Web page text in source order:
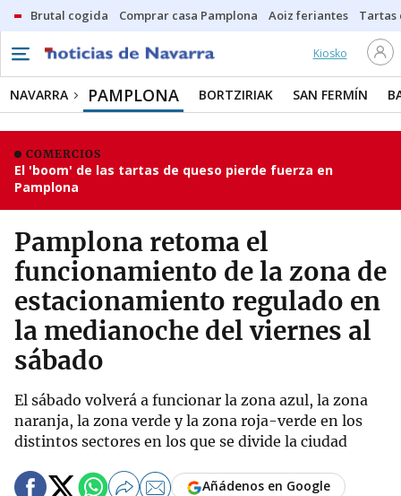
Brutal cogida Comprar casa Pamplona Aoiz feriantes Tartas
Kiosko
NAVARRA PAMPLONA BORTZIRIAK SAN FERMÍN
COMERCIOS
El 'boom' de las tartas de queso pierde fuerza en
Pamplona
Pamplona retoma el
funcionamiento de la zona de
estacionamiento regulado en
la medianoche del viernes al
sábado
El sábado volverá a funcionar la zona azul, la zona
naranja, la zona verde y la zona roja-verde en los
distintos sectores en los que se divide la ciudad
Añádenos en Google